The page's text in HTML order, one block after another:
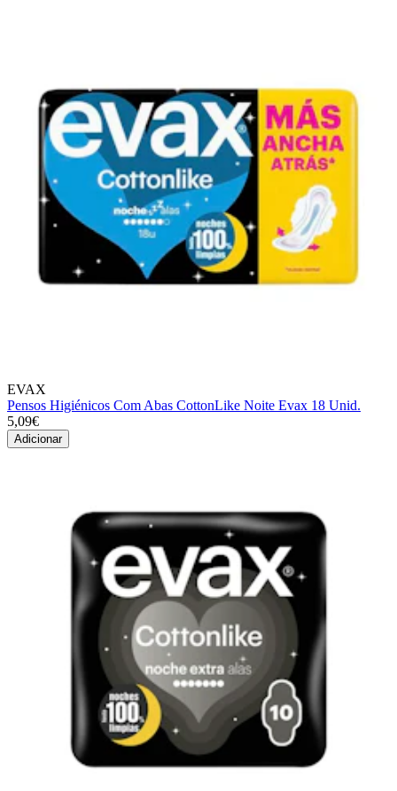
EVAX
Pensos Higiénicos Com Abas CottonLike Noite Evax 18 Unid.
5,09€
Adicionar